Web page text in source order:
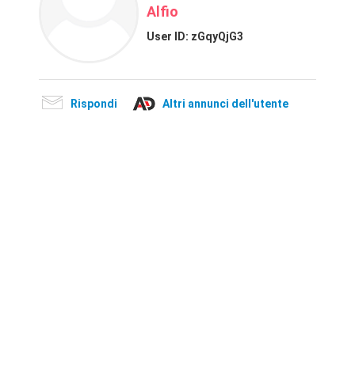
...
Alfio
User ID: zGqyQjG3
Rispondi Altri annunci dell'utente